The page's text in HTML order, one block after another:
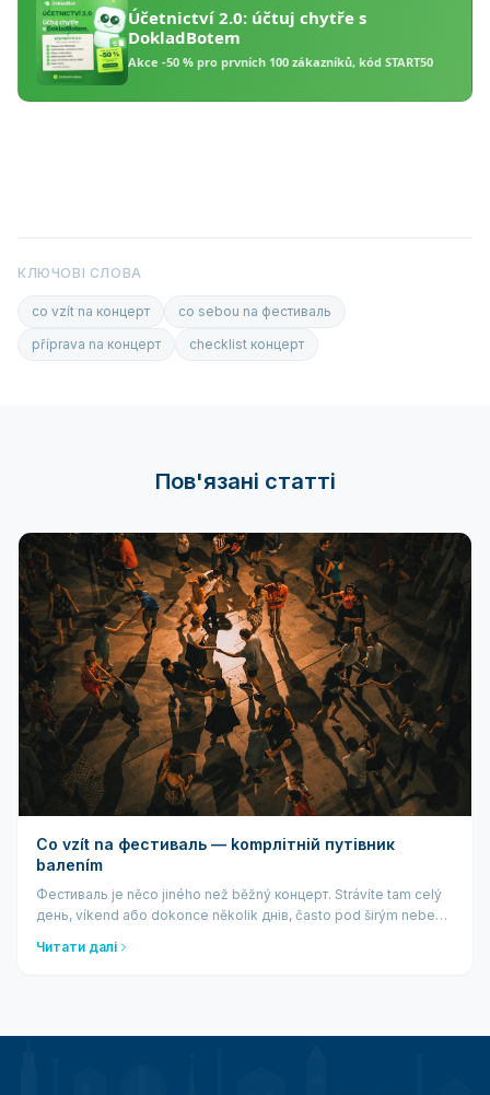
КЛЮЧОВІ СЛОВА
co vzít na концерт
co sebou na фестиваль
příprava na концерт
checklist концерт
Пов'язані статті
Co vzít na фестиваль — kompлітній путівник
bалеním
Фестиваль je něco jiného než běžný концерт. Strávíte tam celý
день, víkend або dokonce několik днів, často pod širým nebem
promočené oblečení a vybitý telefon, або si užijete každou...
Читати далі